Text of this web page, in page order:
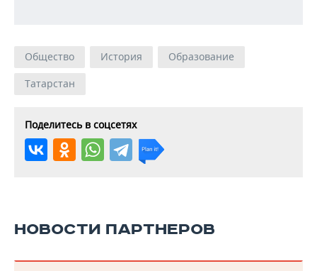
Общество История
Образование
Татарстан
Поделитесь в соцсетях
НОВОСТИ ПАРТНЕРОВ